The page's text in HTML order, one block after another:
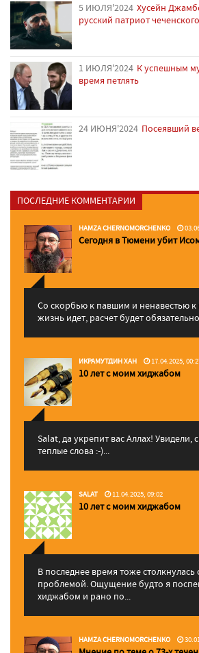
5 ИЮЛЯ'2024 Хусейн
русский патриот
1 ИЮЛЯ'2024 К успешным
время петлять
24 ИЮНЯ'2024 Посеявший
ПОСЛЕДНИЕ КОММЕНТАРИИ
HAMZA CHERNOMORCHENKO
Сегодня в Тюмени убит
Со скорбью к павшим и ненавестью к
жизнь идет, расчет будет
ИКРАМУТДИН ХАН 17.04.2025,
10 лет с моим хиджабом
Salat, да укрепит вас Аллаx! Увидели,
теплые слова :-)...
SALAT 11.04.2025, 09:02
10 лет с моим хиджабом
В последнее время тоже столкнулась
проблемой. Ощущение будто я
хиджабом и рано по...
HAMZA CHERNOMORCHENKO